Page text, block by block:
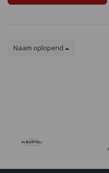
Naam oplopend